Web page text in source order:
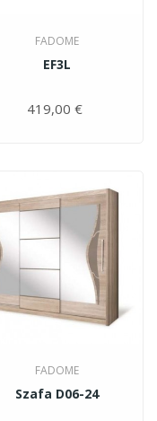
FADOME
EF3L
419,00 €
FADOME
Szafa D06-24